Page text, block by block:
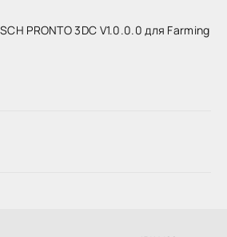
PRONTO 3DC V1.0.0.0 для Farming